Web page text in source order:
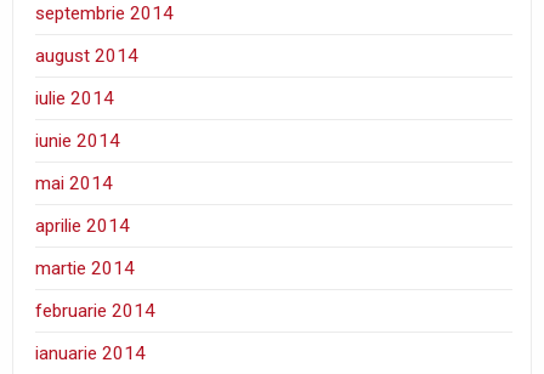
septembrie 2014
august 2014
iulie 2014
iunie 2014
mai 2014
aprilie 2014
martie 2014
februarie 2014
ianuarie 2014